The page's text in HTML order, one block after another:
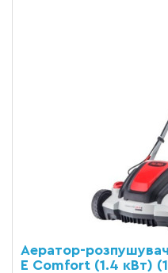
Аератор-
E Comfort (1.4 кВт)